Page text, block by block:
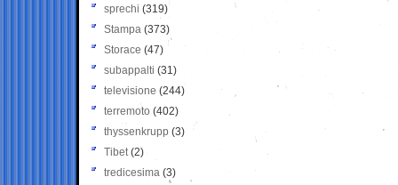
sprechi (319)
Stampa (373)
Storace (47)
subappalti (31)
televisione(244)
terremoto (402)
thyssenkrupp (3)
Tibet(2)
tredicesima (3)